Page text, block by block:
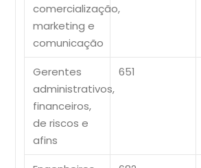
comercialização,
marketing e
comunicação
Gerentes
administrativos,
financeiros,
de riscos e
afins
651